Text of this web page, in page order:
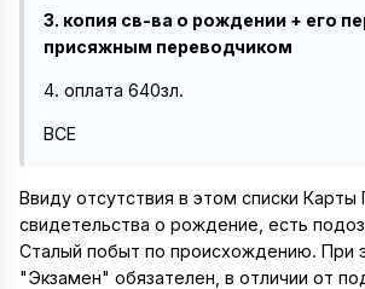
3. копия св-ва о рождении + его
присяжным переводчиком
4. оплата 640зл.
ВСЕ
Ввиду отсутствия в этом списки Карты
свидетельства о рождение, есть
Сталый побыт по происхождению. При
"Экзамен" обязателен, в отличии от